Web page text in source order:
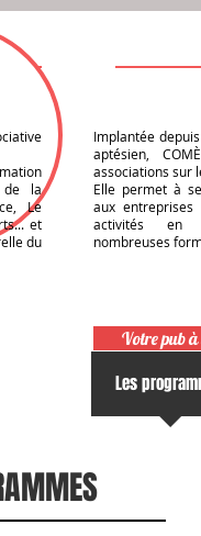
de la
Le
et
du
Implantée
aptésien,
associations sur
Elle permet à
aux entreprises
activités en
nombreuses
Votre pub
Les